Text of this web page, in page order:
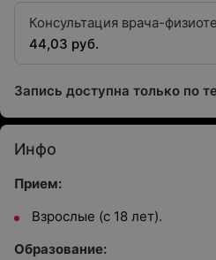
Консультация врача-
квалификационной категории
44,03 руб.
Запись доступна только по
Инфо
Прием:
Взрослые (с 18 лет).
Образование: